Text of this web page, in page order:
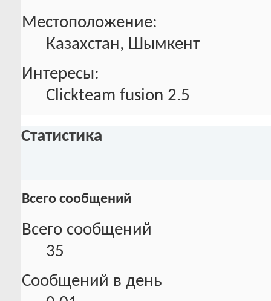
Местоположение:
Казахстан, Шымкент
Интересы:
Clickteam fusion 2.5
Статистика
Всего сообщений
Всего сообщений
35
Сообщений в день